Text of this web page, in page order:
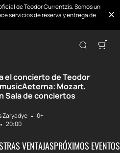
de Teodor Currentzis. Somos un
servicios de reserva y entrega de
el concierto de Teodor
Mozart,
Sala de conciertos
Zaryadye
0+
20:00
VENTAJASPRÓXIMOS EVENTOS